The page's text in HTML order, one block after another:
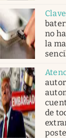
Clave
no
la
de